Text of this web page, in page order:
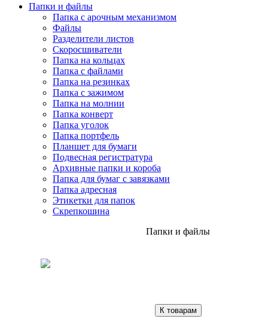
Папки и файлы
Папка с арочным механизмом
Файлы
Разделители листов
Скоросшиватели
Папка на кольцах
Папка с файлами
Папка на резинках
Папка с зажимом
Папка на молнии
Папка конверт
Папка уголок
Папка портфель
Планшет для бумаги
Подвесная регистратура
Архивные папки и короба
Папка для бумаг с завязками
Папка адресная
Этикетки для папок
Скрепкошина
Папки и файлы
К товарам